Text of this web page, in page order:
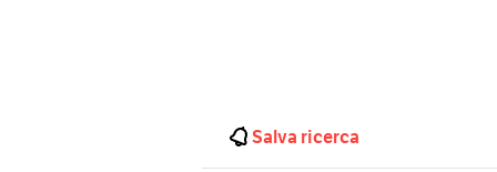
Salva ricerca